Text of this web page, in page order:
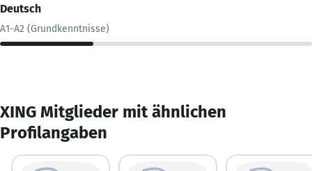
Deutsch
A1-A2 (Grundkenntnisse)
XING Mitglieder mit ähnlichen
Profilangaben